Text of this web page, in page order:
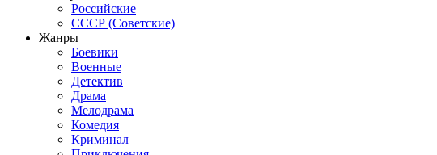
Российские
СССР (Советские)
Жанры
Боевики
Военные
Детектив
Драма
Мелодрама
Комедия
Криминал